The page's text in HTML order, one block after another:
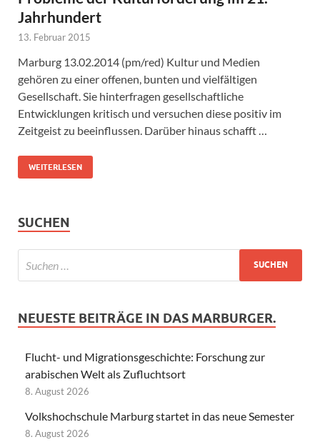
Jahrhundert
13. Februar 2015
Marburg 13.02.2014 (pm/red) Kultur und Medien
gehören zu einer offenen, bunten und vielfältigen
Gesellschaft. Sie hinterfragen gesellschaftliche
Entwicklungen kritisch und versuchen diese positiv im
Zeitgeist zu beeinflussen. Darüber hinaus schafft …
WEITERLESEN
SUCHEN
NEUESTE BEITRÄGE IN DAS MARBURGER.
Flucht- und Migrationsgeschichte: Forschung zur
arabischen Welt als Zufluchtsort
8. August 2026
Volkshochschule Marburg startet in das neue Semester
8. August 2026